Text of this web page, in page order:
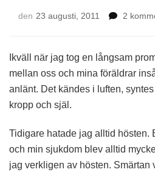
den 23 augusti, 2011 2
Ikväll när jag tog en långsam
mellan oss och mina föräldrar
anlänt. Det kändes i luften,
kropp och själ.
Tidigare hatade jag alltid hösten.
och min sjukdom blev alltid
jag verkligen av hösten. Smärtan